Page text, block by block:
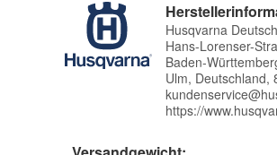
Husqvarna
Hans-Lorenser-
Baden-
Ulm, Deutschland,
https://